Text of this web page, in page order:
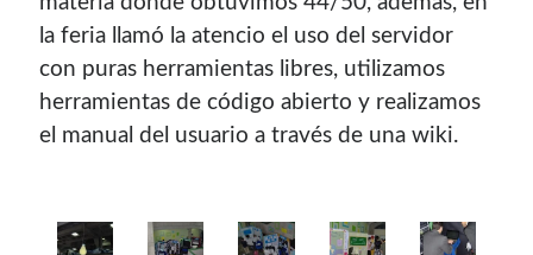
la feria llamó la atencio el uso del servidor
con puras herramientas libres, utilizamos
herramientas de código abierto y realizamos
el manual del usuario a través de una wiki.